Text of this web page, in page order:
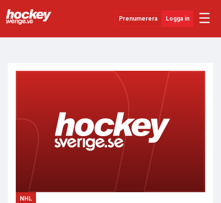
Prenumerera Logga in ☰
NHL